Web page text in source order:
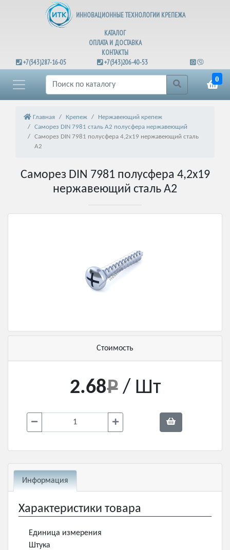
ИННОВАЦИОННЫЕ ТЕХНОЛОГИИ КРЕПЕЖА
КАТАЛОГ
ОПЛАТА И ДОСТАВКА
КОНТАКТЫ
+7(343)287-16-05
+7(343)206-40-53
0
Главная Крепеж
Нержавеющий крепеж
Саморез DIN 7981 сталь А2 полусфера нержавеющий
Саморез DIN 7981 полусфера 4,2х19 нержавеющий сталь
А2
Саморез DIN 7981 полусфера 4,2х19
нержавеющий сталь А2
Стоимость
2.68 / Шт
Информация
Характеристики товара
Единица измерения
Штука